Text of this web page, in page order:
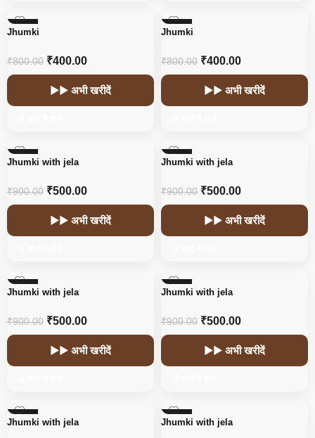
-50%
Jhumki
₹800.00 ₹400.00
▶▶ अभी खरीदें
-50%
Jhumki
₹800.00 ₹400.00
▶▶ अभी खरीदें
-44%
Jhumki with jela
₹900.00 ₹500.00
▶▶ अभी खरीदें
-44%
Jhumki with jela
₹900.00 ₹500.00
▶▶ अभी खरीदें
-44%
Jhumki with jela
₹900.00 ₹500.00
▶▶ अभी खरीदें
-44%
Jhumki with jela
₹900.00 ₹500.00
▶▶ अभी खरीदें
-44%
Jhumki with jela
-44%
Jhumki with jela